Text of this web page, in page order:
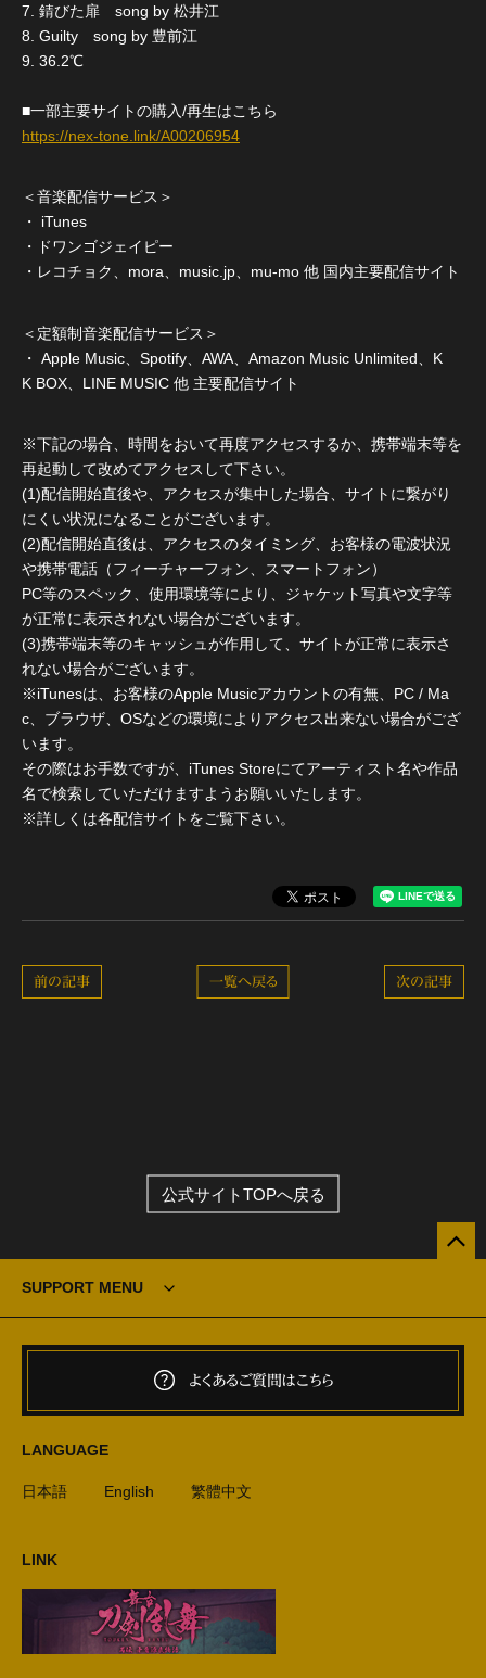
7. 錆びた扉 song by 松井江
8. Guilty song by 豊前江
9. 36.2℃
■一部主要サイトの購入/再生はこちら
https://nex-tone.link/A00206954
＜音楽配信サービス＞
・ iTunes
・ドワンゴジェイピー
・レコチョク、mora、music.jp、mu-mo 他 国内主要配信サイト
＜定額制音楽配信サービス＞
・ Apple Music、Spotify、AWA、Amazon Music Unlimited、K
K BOX、LINE MUSIC 他 主要配信サイト
※下記の場合、時間をおいて再度アクセスするか、携帯端末等を
再起動して改めてアクセスして下さい。
(1)配信開始直後や、アクセスが集中した場合、サイトに繋がり
にくい状況になることがございます。
(2)配信開始直後は、アクセスのタイミング、お客様の電波状況
や携帯電話（フィーチャーフォン、スマートフォン）
PC等のスペック、使用環境等により、ジャケット写真や文字等
が正常に表示されない場合がございます。
(3)携帯端末等のキャッシュが作用して、サイトが正常に表示さ
れない場合がございます。
※iTunesは、お客様のApple Musicアカウントの有無、PC / Ma
c、ブラウザ、OSなどの環境によりアクセス出来ない場合がござ
います。
その際はお手数ですが、iTunes Storeにてアーティスト名や作品
名で検索していただけますようお願いいたします。
※詳しくは各配信サイトをご覧下さい。
次の記事
一覧へ戻る
前の記事
公式サイトTOPへ戻る
SUPPORT MENU
よくあるご質問はこちら
LANGUAGE
日本語 English 繁體中文
LINK